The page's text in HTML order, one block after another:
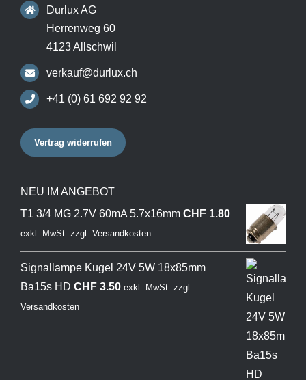
Durlux AG
Herrenweg 60
4123 Allschwil
verkauf@durlux.ch
+41 (0) 61 692 92 92
Vertrag widerrufen
NEU IM ANGEBOT
T1 3/4 MG 2.7V 60mA 5.7x16mm CHF1.80
exkl. MwSt. zzgl. Versandkosten
Signallampe Kugel 24V 5W 18x85mm
Ba15s HD CHF3.50 exkl. MwSt. zzgl.
Versandkosten